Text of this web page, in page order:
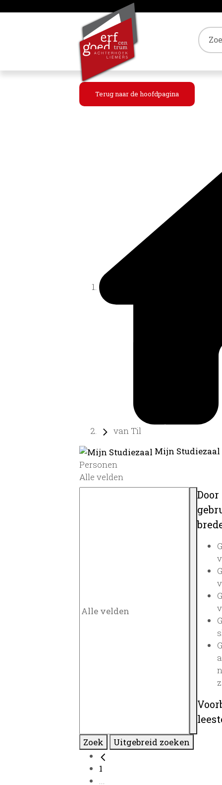
Terug naar de hoofdpagina
van Til
Mijn
Personen
Alle velden
Zoek Uitgebreid zoeken
1
...